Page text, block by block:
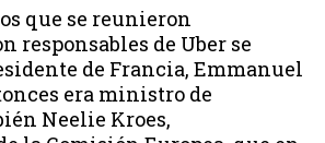
que se reunieron
responsables de Uber se
de Francia, Emmanuel
era ministro de
Neelie Kroes,